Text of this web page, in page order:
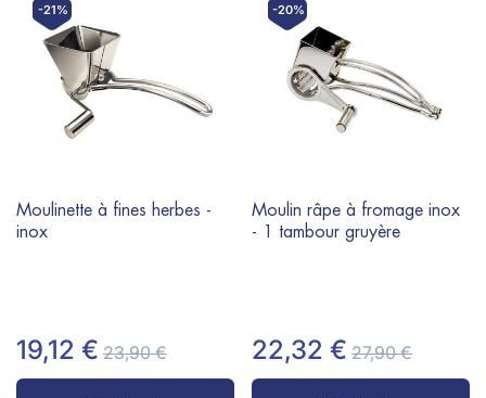
-21%
Moulinette à fines herbes -
inox
19,12 € 23,90 €
-20%
Moulin râpe à fromage inox
- 1 tambour gruyère
22,32 € 27,90 €